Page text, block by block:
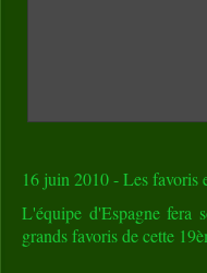
16 juin 2010 - Les favoris
L'équipe d'Espagne fera
grands favoris de cette